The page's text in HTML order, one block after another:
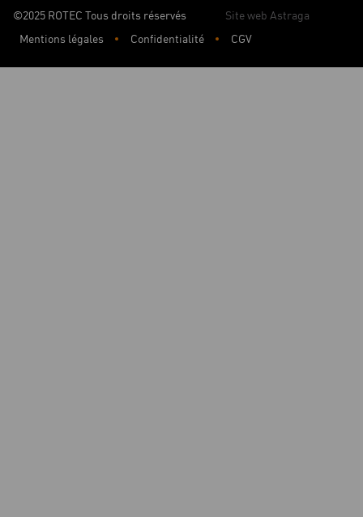
©2025 ROTEC Tous droits réservés
Site web Astraga
Mentions légales
Confidentialité CGV